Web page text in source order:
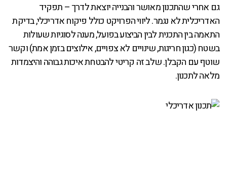
גם אחרי שהתכנון מאושר והבנייה יוצאת לדרך – תפקיד
האדריכלית לא נגמר. ליווי הפרויקט כולל פיקוח אדריכלי, בדיקת
התאמה בין התכנית לבין הביצוע בפועל, מענה לסוגיות שעולות
בשטח (כגון חריגות, שינויים לא צפויים, אילוצים בזמן אמת) וקשר
שוטף עם הקבלן. שלב זה קריטי להבטחת איכות גבוהה והיצמדות
מלאה לתכנון.